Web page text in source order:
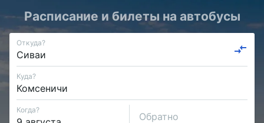
Расписание и билеты на автобусы
Откуда?
Куда?
Когда?
Обратно